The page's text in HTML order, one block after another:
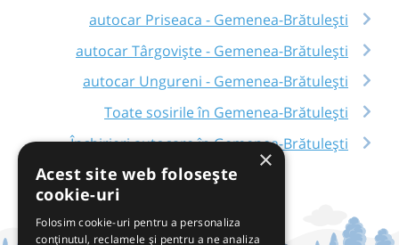
autocar Priseaca - Gemenea-Brătulești
autocar Târgoviște - Gemenea-Brătulești
autocar Ungureni - Gemenea-Brătulești
Toate sosirile în Gemenea-Brătulești
Închirieri autocare în Gemenea-Brătulești
×
Acest site web folosește
cookie-uri
Folosim cookie-uri pentru a personaliza
conținutul, reclamele și pentru a ne analiza